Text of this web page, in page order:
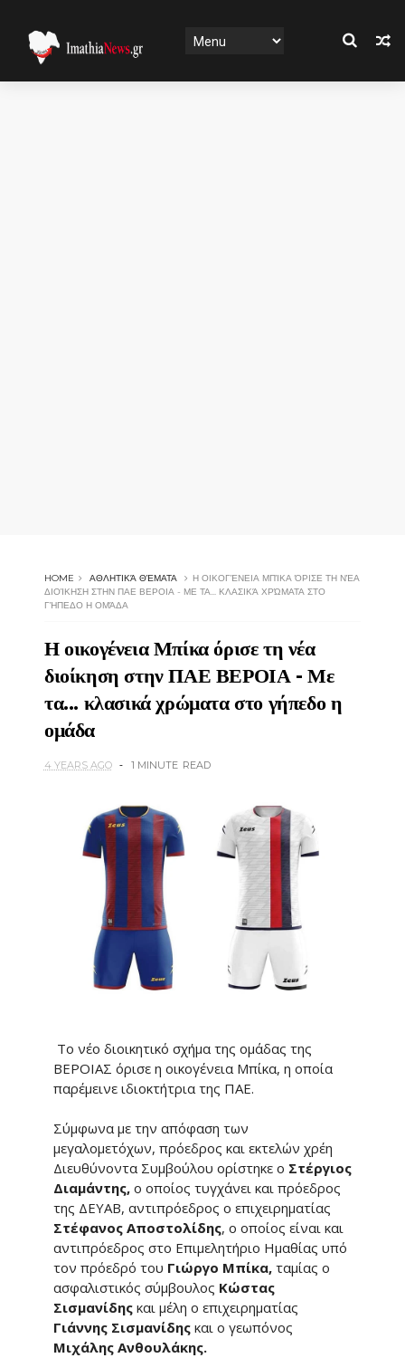
HOME ΑΘΛΗΤΙΚΆ ΘΈΜΑΤΑ
Η ΟΙΚΟΓΈΝΕΙΑ ΜΠΊΚΑ ΌΡΙΣΕ ΤΗ ΝΈΑ
ΔΙΟΊΚΗΣΗ ΣΤΗΝ ΠΑΕ ΒΕΡΟΙΑ - ΜΕ ΤΑ... ΚΛΑΣΙΚΆ ΧΡΏΜΑΤΑ ΣΤΟ
ΓΉΠΕΔΟ Η ΟΜΆΔΑ
Η οικογένεια Μπίκα όρισε τη νέα
διοίκηση στην ΠΑΕ ΒΕΡΟΙΑ - Με
τα... κλασικά χρώματα στο γήπεδο η
ομάδα
4 YEARS AGO 1 MINUTE READ
Το νέο διοικητικό σχήμα της ομάδας της
ΒΕΡΟΙΑΣ όρισε η οικογένεια Μπίκα, η οποία
παρέμεινε ιδιοκτήτρια της ΠΑΕ.
Σύμφωνα με την απόφαση των
μεγαλομετόχων, πρόεδρος και εκτελών χρέη
Διευθύνοντα Συμβούλου ορίστηκε ο Στέργιος
Διαμάντης,ο οποίος τυγχάνει και πρόεδρος
της ΔΕΥΑΒ, αντιπρόεδρος ο επιχειρηματίας
Στέφανος Αποστολίδης, ο οποίος είναι και
αντιπρόεδρος στο Επιμελητήριο Ημαθίας υπό
τον πρόεδρό του Γιώργο Μπίκα, ταμίας ο
ασφαλιστικός σύμβουλος Κώστας
Σισμανίδηςκαι μέλη ο επιχειρηματίας
Γιάννης Σισμανίδης και ο γεωπόνος
Μιχάλης Ανθουλάκης.